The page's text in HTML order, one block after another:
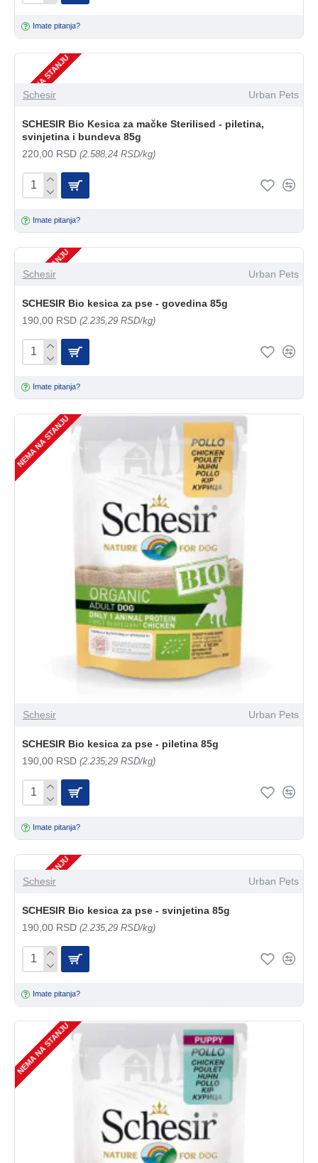
Imate pitanja?
NEMA NA STANJU
Schesir Urban Pets
SCHESIR Bio Kesica za mačke Sterilised - piletina,
svinjetina i bundeva 85g
220,00 RSD (2.588,24 RSD/kg)
Imate pitanja?
NEMA NA STANJU
Schesir Urban Pets
SCHESIR Bio kesica za pse - govedina 85g
190,00 RSD (2.235,29 RSD/kg)
Imate pitanja?
NEMA NA STANJU
Schesir Urban Pets
SCHESIR Bio kesica za pse - piletina 85g
190,00 RSD (2.235,29 RSD/kg)
Imate pitanja?
NEMA NA STANJU
Schesir Urban Pets
SCHESIR Bio kesica za pse - svinjetina 85g
190,00 RSD (2.235,29 RSD/kg)
Imate pitanja?
NEMA NA STANJU